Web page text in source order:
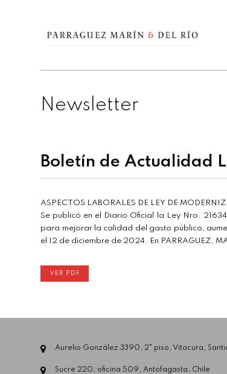
Newsletter
Boletín de Actualidad
ASPECTOS LABORALES DE LEY DE
Se publicó en el Diario Oficial la Ley Nro.
para mejorar la calidad del gasto público,
el 12 de diciembre de 2024. En PARRAGUEZ,
VER PDF
Aurelio González 3390, 2° piso, Vitacura,
Sucre 220, oficina 509, Antofagasta, Chile